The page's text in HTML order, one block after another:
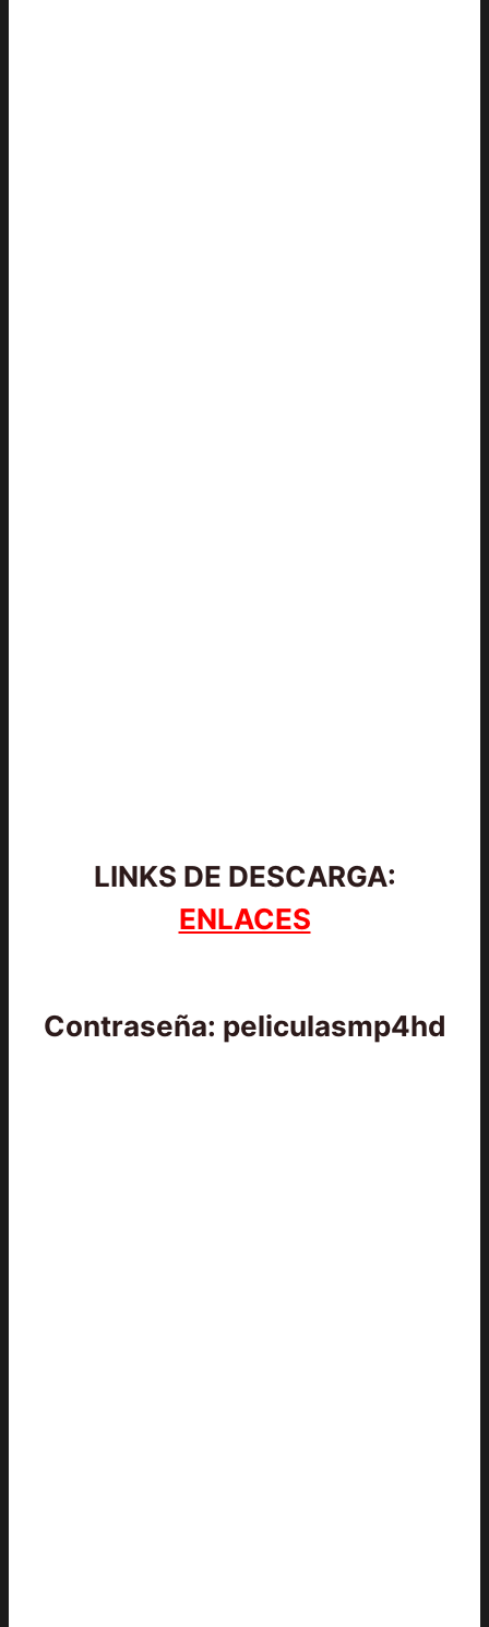
LINKS DE DESCARGA:
ENLACES
Contraseña: peliculasmp4hd